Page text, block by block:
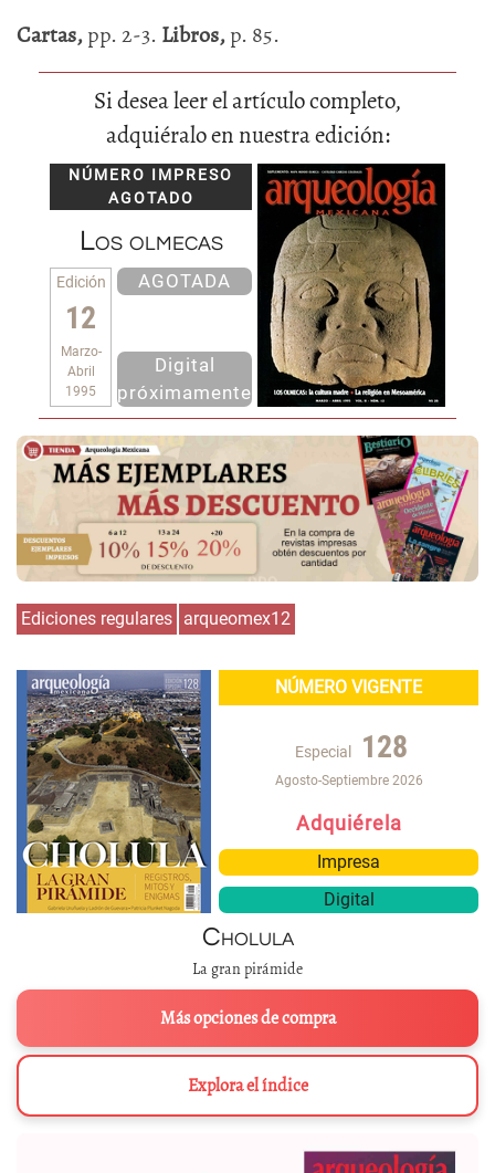
Cartas,pp. 2-3. Libros,p. 85.
Si desea leer el artículo completo,
adquiéralo en nuestra edición:
NÚMERO IMPRESO
AGOTADO
Los olmecas
Edición
12
Marzo-
Abril
1995
AGOTADA
Digital
próximamente
Ediciones regulares arqueomex12
NÚMERO VIGENTE
Especial 128
Agosto-Septiembre 2026
Adquiérela
Impresa
Digital
Cholula
La gran pirámide
Más opciones de compra
Explora el índice